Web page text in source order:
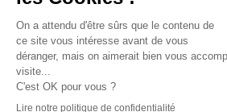
Cliquez-ici pour modifier vos préférences